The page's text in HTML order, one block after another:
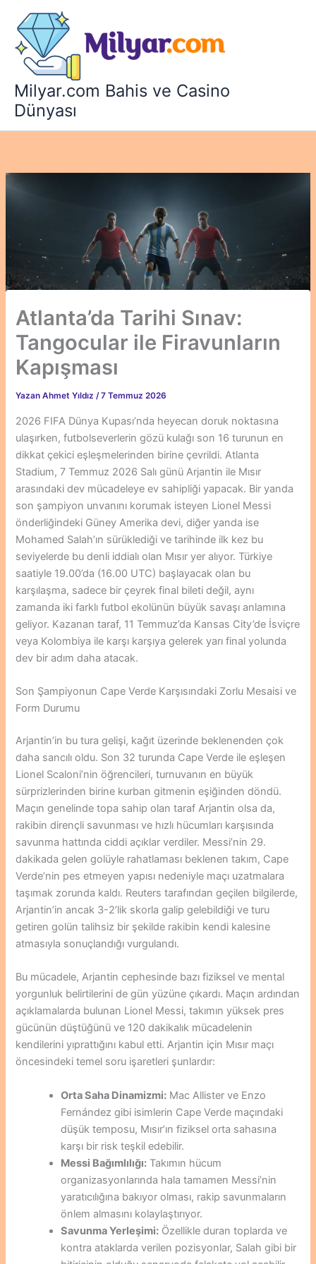
Milyar.com Bahis ve Casino
Dünyası
Atlanta’da Tarihi Sınav:
Tangocular ile Firavunların
Kapışması
Yazan Ahmet Yıldız/7 Temmuz 2026
2026 FIFA Dünya Kupası’nda heyecan doruk noktasına
ulaşırken, futbolseverlerin gözü kulağı son 16 turunun en
dikkat çekici eşleşmelerinden birine çevrildi. Atlanta
Stadium, 7 Temmuz 2026 Salı günü Arjantin ile Mısır
arasındaki dev mücadeleye ev sahipliği yapacak. Bir yanda
son şampiyon unvanını korumak isteyen Lionel Messi
önderliğindeki Güney Amerika devi, diğer yanda ise
Mohamed Salah’ın sürüklediği ve tarihinde ilk kez bu
seviyelerde bu denli iddialı olan Mısır yer alıyor. Türkiye
saatiyle 19.00’da (16.00 UTC) başlayacak olan bu
karşılaşma, sadece bir çeyrek final bileti değil, aynı
zamanda iki farklı futbol ekolünün büyük savaşı anlamına
geliyor. Kazanan taraf, 11 Temmuz’da Kansas City’de İsviçre
veya Kolombiya ile karşı karşıya gelerek yarı final yolunda
dev bir adım daha atacak.
Son Şampiyonun Cape Verde Karşısındaki Zorlu Mesaisi ve
Form Durumu
Arjantin’in bu tura gelişi, kağıt üzerinde beklenenden çok
daha sancılı oldu. Son 32 turunda Cape Verde ile eşleşen
Lionel Scaloni’nin öğrencileri, turnuvanın en büyük
sürprizlerinden birine kurban gitmenin eşiğinden döndü.
Maçın genelinde topa sahip olan taraf Arjantin olsa da,
rakibin dirençli savunması ve hızlı hücumları karşısında
savunma hattında ciddi açıklar verdiler. Messi’nin 29.
dakikada gelen golüyle rahatlaması beklenen takım, Cape
Verde’nin pes etmeyen yapısı nedeniyle maçı uzatmalara
taşımak zorunda kaldı. Reuters tarafından geçilen bilgilerde,
Arjantin’in ancak 3-2’lik skorla galip gelebildiği ve turu
getiren golün talihsiz bir şekilde rakibin kendi kalesine
atmasıyla sonuçlandığı vurgulandı.
Bu mücadele, Arjantin cephesinde bazı fiziksel ve mental
yorgunluk belirtilerini de gün yüzüne çıkardı. Maçın ardından
açıklamalarda bulunan Lionel Messi, takımın yüksek pres
gücünün düştüğünü ve 120 dakikalık mücadelenin
kendilerini yıprattığını kabul etti. Arjantin için Mısır maçı
öncesindeki temel soru işaretleri şunlardır:
Orta Saha Dinamizmi: Mac Allister ve Enzo
Fernández gibi isimlerin Cape Verde maçındaki
düşük temposu, Mısır’ın fiziksel orta sahasına
karşı bir risk teşkil edebilir.
Messi Bağımlılığı: Takımın hücum
organizasyonlarında hala tamamen Messi’nin
yaratıcılığına bakıyor olması, rakip savunmaların
önlem almasını kolaylaştırıyor.
Savunma Yerleşimi: Özellikle duran toplarda ve
kontra ataklarda verilen pozisyonlar, Salah gibi bir